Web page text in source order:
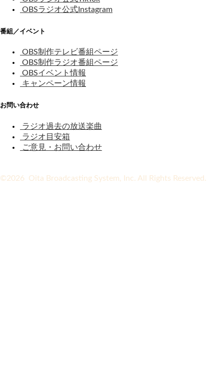
OBSラジオ公式Instagram
番組／イベント
OBS制作テレビ番組ページ
OBS制作ラジオ番組ページ
OBSイベント情報
キャンペーン情報
お問い合わせ
ラジオ過去の放送楽曲
ラジオ目安箱
ご意見・お問い合わせ
©2026 Oita Broadcasting System, Inc. All Rights Reserved.